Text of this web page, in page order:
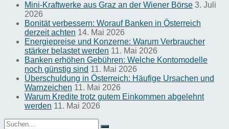
Mini-Kraftwerke aus Graz an der Wiener Börse 3. Juli
2026
Bonität verbessern: Worauf Banken in Österreich
derzeit achten 14. Mai 2026
Energiepreise und Konzerne: Warum Verbraucher
stärker belastet werden 11. Mai 2026
Banken erhöhen Gebühren: Welche Kontomodelle
noch günstig sind 11. Mai 2026
Überschuldung in Österreich: Häufige Ursachen und
Warnzeichen 11. Mai 2026
Warum Kredite trotz gutem Einkommen abgelehnt
werden 11. Mai 2026